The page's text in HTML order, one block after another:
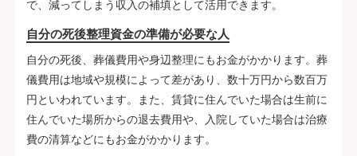
で、減ってしまう収入の補填として活用できます。
自分の死後整理資金の準備が必要な人
自分の死後、葬儀費用や身辺整理にもお金がかかります。葬
儀費用は地域や規模によって差があり、数十万円から数百万
円といわれています。また、賃貸に住んでいた場合は生前に
住んでいた場所からの退去費用や、入院していた場合は治療
費の清算などにもお金がかかります。